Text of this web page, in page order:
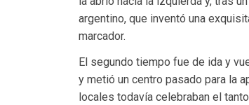
argentino, que inventó una
marcador.
El segundo tiempo fue de ida y
y metió un centro pasado para la
locales todavía celebraban el